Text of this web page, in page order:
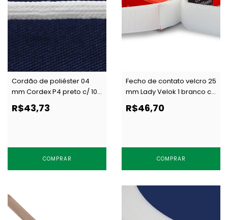
Cordão de poliéster 04
mm Cordex P4 preto c/ 100
R$43,73
COMPRAR
Fecho de contato velcro 25
mm Lady Velok 1 branco c/
10 m
R$46,70
COMPRAR